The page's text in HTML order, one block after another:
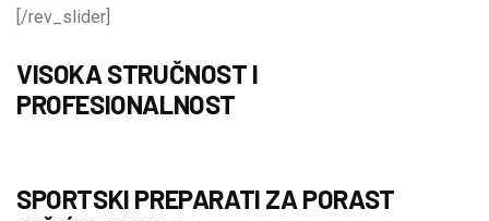
[/rev_slider]
VISOKA STRUČNOST I
PROFESIONALNOST
SPORTSKI PREPARATI ZA PORAST